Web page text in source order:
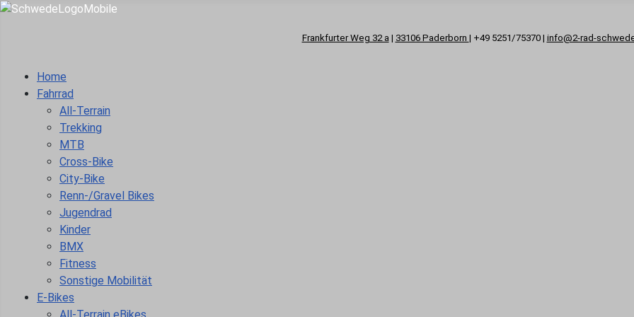
Frankfurter Weg 32 a | 33106 Paderborn | +49 5251/75370 | info@2-rad-
Home
Fahrrad
All-Terrain
Trekking
MTB
Cross-Bike
City-Bike
Renn-/Gravel Bikes
Jugendrad
Kinder
BMX
Fitness
Sonstige Mobilität
E-Bikes